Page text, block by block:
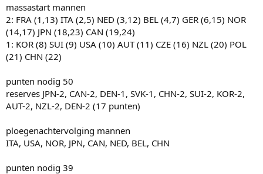
massastart mannen
2: FRA (1,13) ITA (2,5) NED (3,12) BEL (4,7) GER (6,15) NOR
(14,17) JPN (18,23) CAN (19,24)
1: KOR (8) SUI (9) USA (10) AUT (11) CZE (16) NZL (20) POL
(21) CHN (22)
punten nodig 50
reserves JPN-2, CAN-2, DEN-1, SVK-1, CHN-2, SUI-2, KOR-2,
AUT-2, NZL-2, DEN-2 (17 punten)
ploegenachtervolging mannen
ITA, USA, NOR, JPN, CAN, NED, BEL, CHN
punten nodig 39